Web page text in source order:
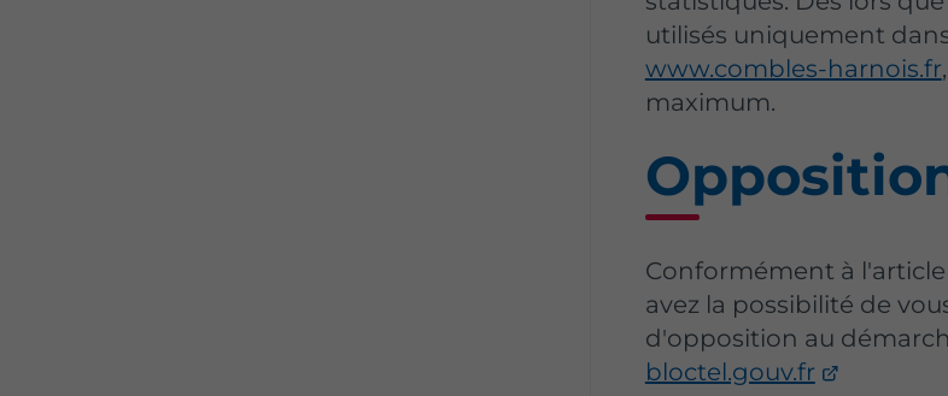
utilisés uniquement
www.combles-harnois.fr
maximum.
Conformément à
avez la possibilité de
d'opposition au
bloctel.gouv.fr